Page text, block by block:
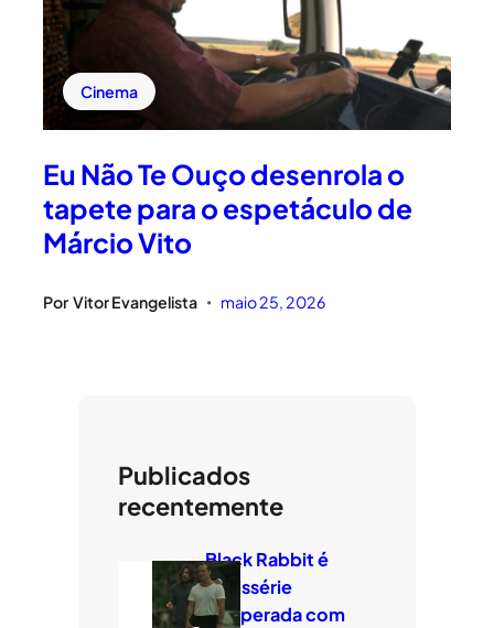
Cinema
Eu Não Te Ouço desenrola o
tapete para o espetáculo de
Márcio Vito
Por Vitor Evangelista • maio 25, 2026
Publicados
recentemente
Black Rabbit é
minissérie
temperada com